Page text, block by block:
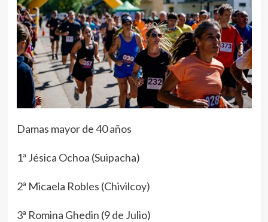
Damas mayor de 40 años
1ª Jésica Ochoa (Suipacha)
2ª Micaela Robles (Chivilcoy)
3ª Romina Ghedin (9 de Julio)